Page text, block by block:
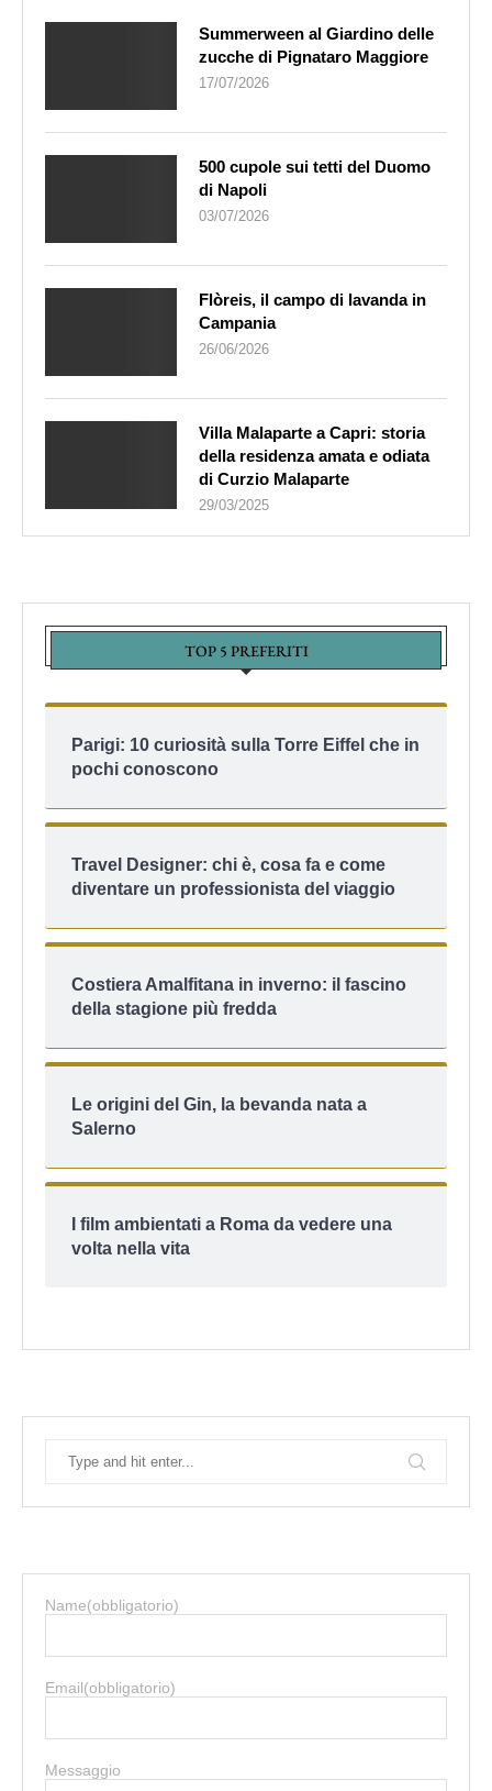
Summerween al Giardino delle
zucche di Pignataro Maggiore
17/07/2026
500 cupole sui tetti del Duomo
di Napoli
03/07/2026
Flòreis, il campo di lavanda in
Campania
26/06/2026
Villa Malaparte a Capri: storia
della residenza amata e odiata
di Curzio Malaparte
29/03/2025
TOP 5 PREFERITI
Parigi: 10 curiosità sulla Torre Eiffel che in
pochi conoscono
Travel Designer: chi è, cosa fa e come
diventare un professionista del viaggio
Costiera Amalfitana in inverno: il fascino
della stagione più fredda
Le origini del Gin, la bevanda nata a
Salerno
I film ambientati a Roma da vedere una
volta nella vita
Name(obbligatorio)
Email(obbligatorio)
Messaggio